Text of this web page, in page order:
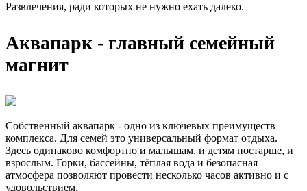
Развлечения, ради которых не нужно ехать далеко.
Аквапарк - главный семейный
магнит
Собственный аквапарк - одно из ключевых преимуществ
комплекса. Для семей это универсальный формат отдыха.
Здесь одинаково комфортно и малышам, и детям постарше, и
взрослым. Горки, бассейны, тёплая вода и безопасная
атмосфера позволяют провести несколько часов активно и с
удовольствием.